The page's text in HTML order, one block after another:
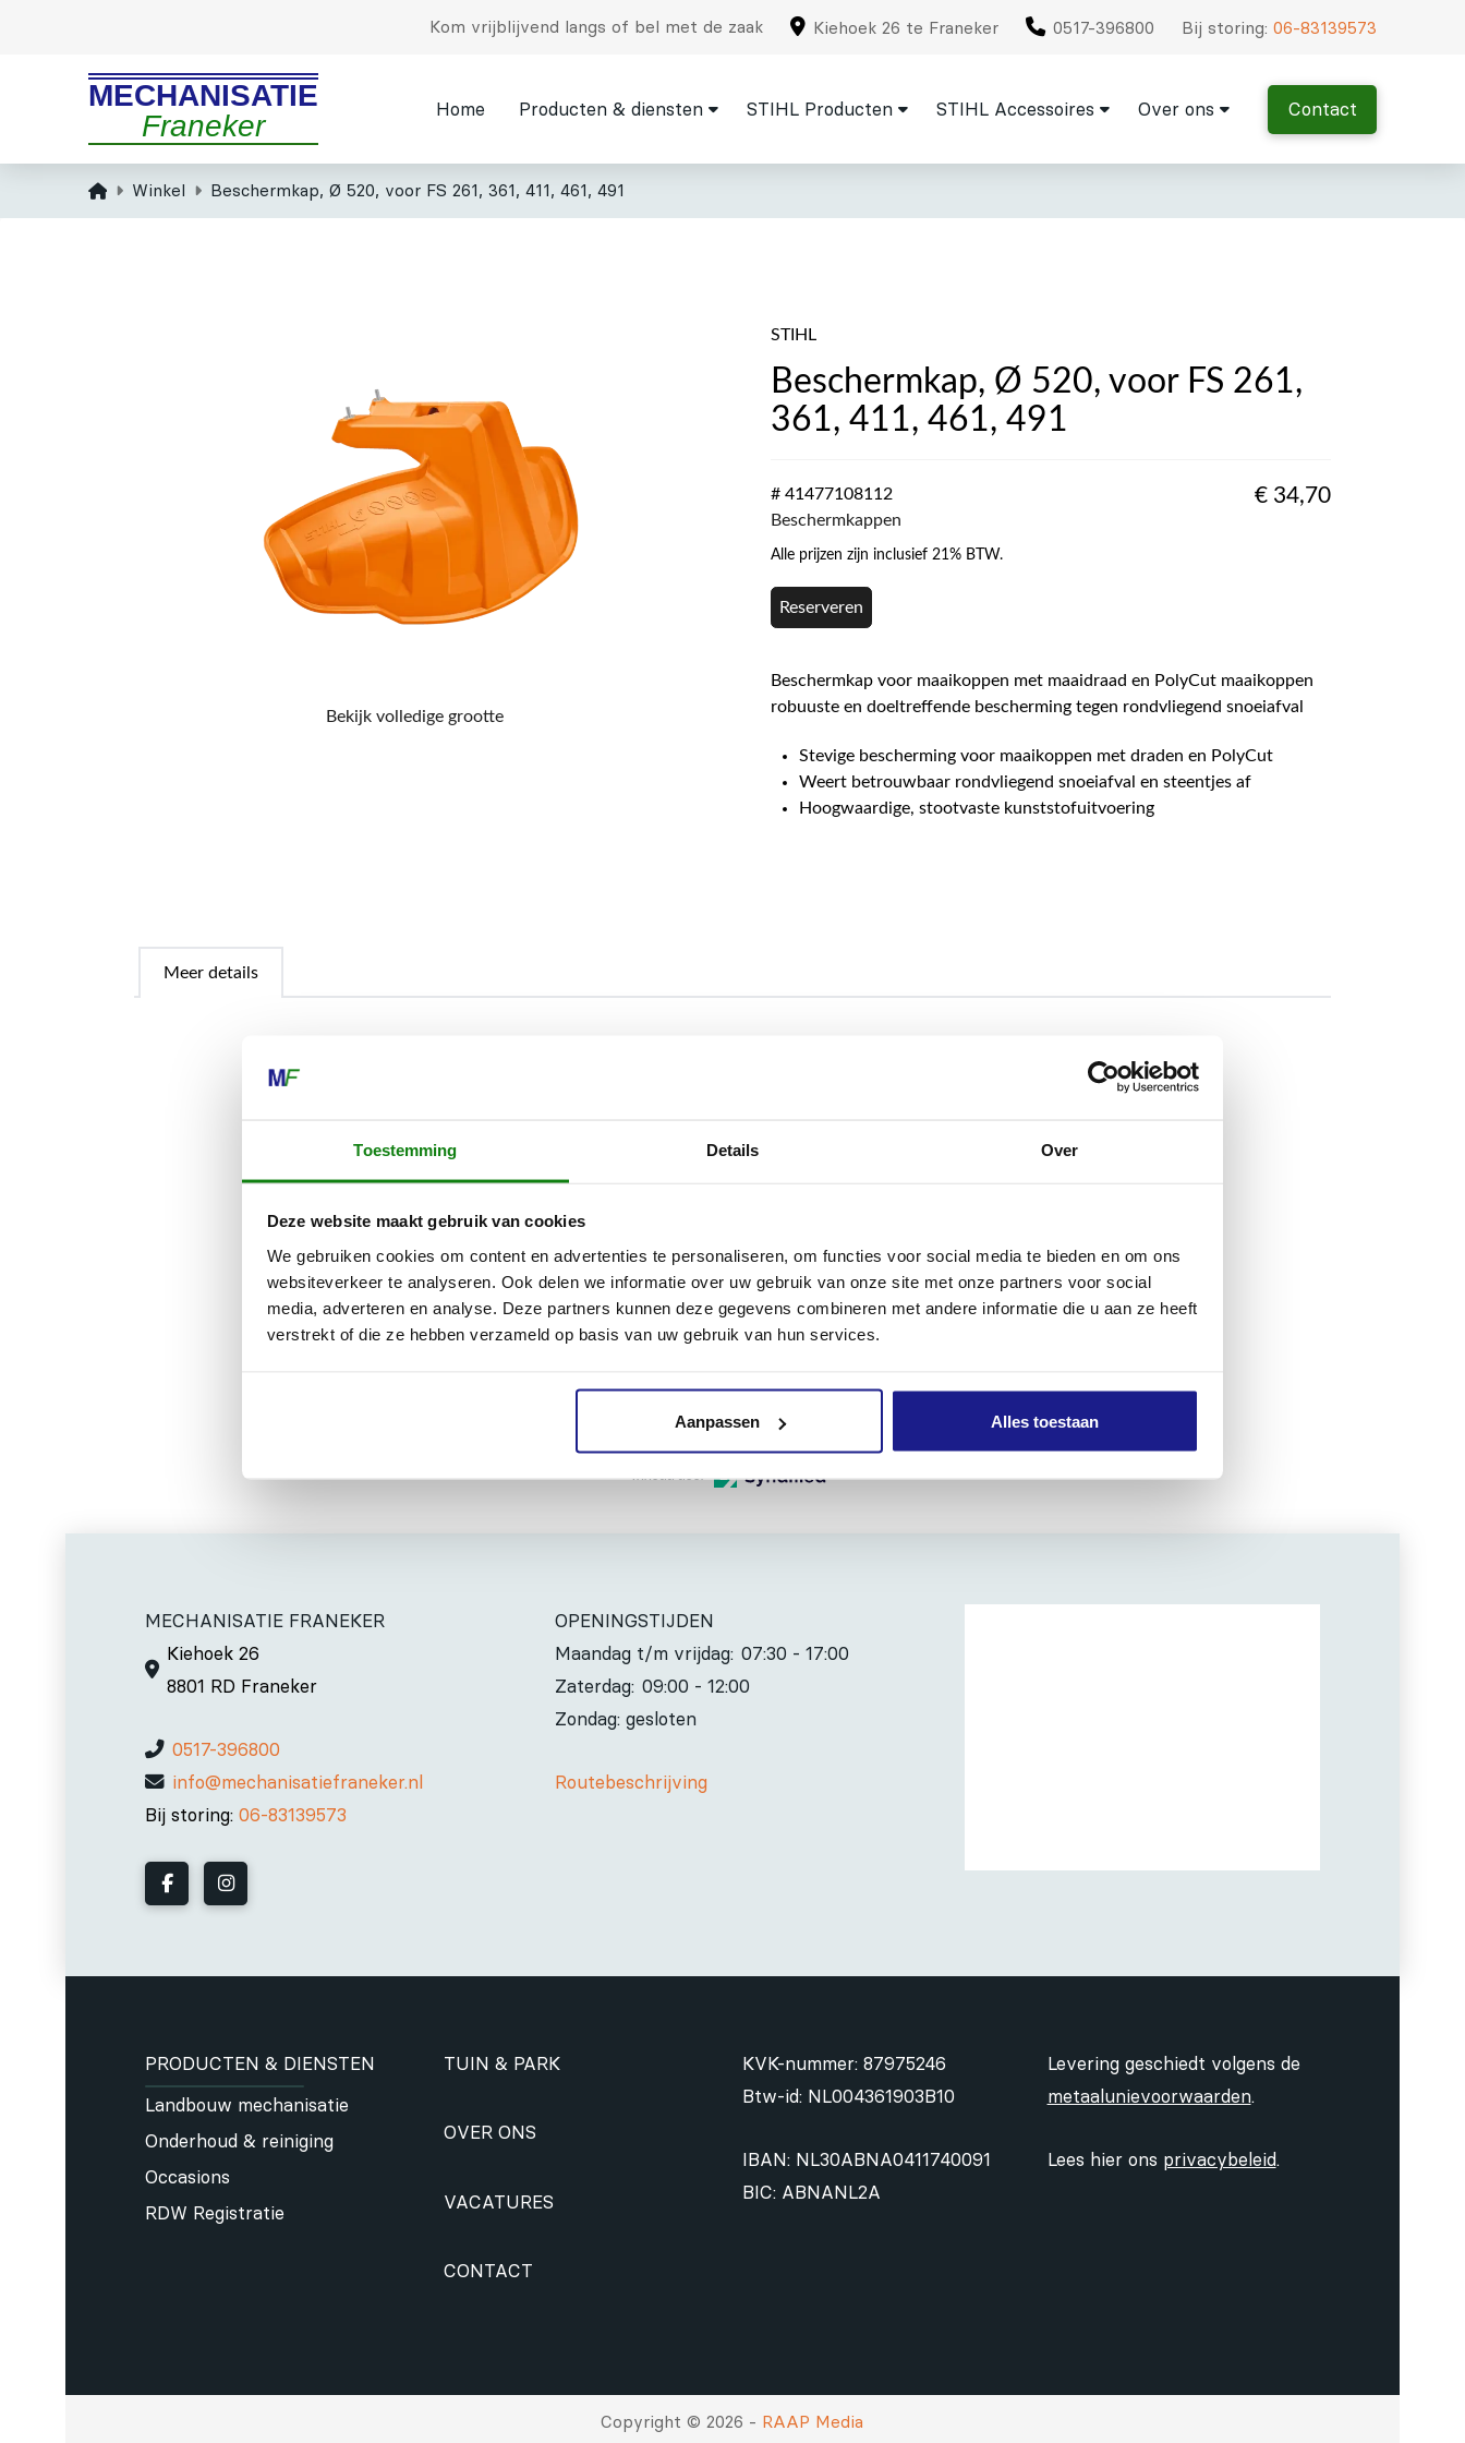
Toestemming Details Over
Deze website maakt gebruik van cookies
We gebruiken cookies om content en advertenties te personaliseren, om functies voor social media te bieden en om ons
websiteverkeer te analyseren. Ook delen we informatie over uw gebruik van onze site met onze partners voor social
media, adverteren en analyse. Deze partners kunnen deze gegevens combineren met andere informatie die u aan ze heeft
verstrekt of die ze hebben verzameld op basis van uw gebruik van hun services.
Aanpassen Alles toestaan
Kom vrijblijvend langs of bel met de zaak Kiehoek 26 te Franeker 0517-396800 Bij storing:06-83139573
MECHANISATIE
Franeker
Home Producten & diensten STIHL Producten STIHL Accessoires Over ons Contact
HomeWinkel Beschermkap, Ø 520, voor FS 261, 361, 411, 461, 491
Bekijk volledige grootte
STIHL
Beschermkap, Ø 520, voor FS 261,
361, 411, 461, 491
# 41477108112
Beschermkappen
€ 34,70
Alle prijzen zijn inclusief 21% BTW.
Reserveren
Beschermkap voor maaikoppen met maaidraad en PolyCut maaikoppen
robuuste en doeltreffende bescherming tegen rondvliegend snoeiafval
Stevige bescherming voor maaikoppen met draden en PolyCut
Weert betrouwbaar rondvliegend snoeiafval en steentjes af
Hoogwaardige, stootvaste kunststofuitvoering
Meer details
werken met je STIHL bosmaaier of kantenmaaier. De kap van robuuste en slagvaste
kunststof vormt een halve cirkel rond de achterzijde van de maaikop, zodat hij het tijdens
De volgende STIHL bosmaaiers zijn compatibel met deze beschermkap:
Opmerking: gebruik de maaikoppen enkel met een speciale bescherming of een universele
beschermkap.
MECHANISATIE FRANEKER
Kiehoek 26
8801 RD Franeker
0517-396800
info@mechanisatiefraneker.nl
Bij storing:06-83139573
OPENINGSTIJDEN
Maandag t/m vrijdag: 07:30 - 17:00
Zaterdag: 09:00 - 12:00
Zondag: gesloten
Routebeschrijving
PRODUCTEN & DIENSTEN
Landbouw mechanisatie
Onderhoud & reiniging
Occasions
RDW Registratie
TUIN & PARK
OVER ONS
VACATURES
CONTACT
KVK-nummer: 87975246
Btw-id: NL004361903B10
IBAN: NL30ABNA0411740091
BIC: ABNANL2A
Levering geschiedt volgens de
metaalunievoorwaarden.
Lees hier ons privacybeleid.
Copyright © 2026 - RAAP Media